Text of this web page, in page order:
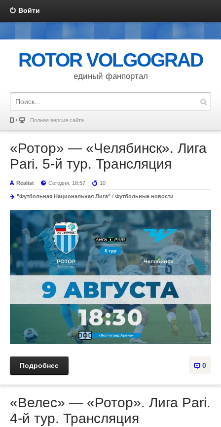
Войти
ROTOR VOLGOGRAD
единый фанпортал
Полная версия сайта
«Ротор» — «Челябинск». Лига
Pari. 5-й тур. Трансляция
Realist Сегодня, 18:57 10
"Футбольная Национальная Лига" / Футбольные новости
0
Подробнее
«Велес» — «Ротор». Лига Pari.
4-й тур. Трансляция